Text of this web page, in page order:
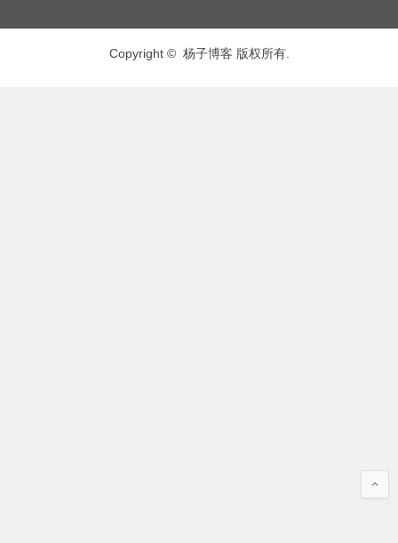
Copyright © 杨子博客 版权所有.